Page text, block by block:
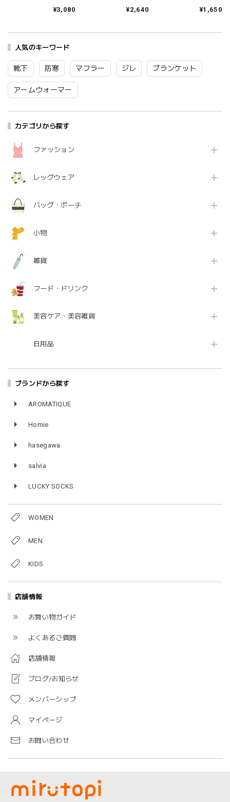
人気のキーワード
靴下 防寒 マフラー ジレ ブランケット
アームウォーマー
カテゴリから探す
ファッション
レッグウェア
バッグ・ポーチ
小物
雑貨
フード・ドリンク
美容ケア・美容雑貨
日用品
ブランドから探す
AROMATIQUE
Homie
hasegawa
salvia
LUCKY SOCKS
WOMEN
MEN
KIDS
店舗情報
お買い物ガイド
よくあるご質問
店舗情報
ブログ/お知らせ
メンバーシップ
マイページ
お問い合わせ
クス レディース おし
ト プレゼント レッド
25cm TR53SO040
Tr002
¥3,080
本製 国産 秋冬 おしゃ
Tr003
¥2,640
夏 ブランド 日本製 国
Fr088
¥1,650